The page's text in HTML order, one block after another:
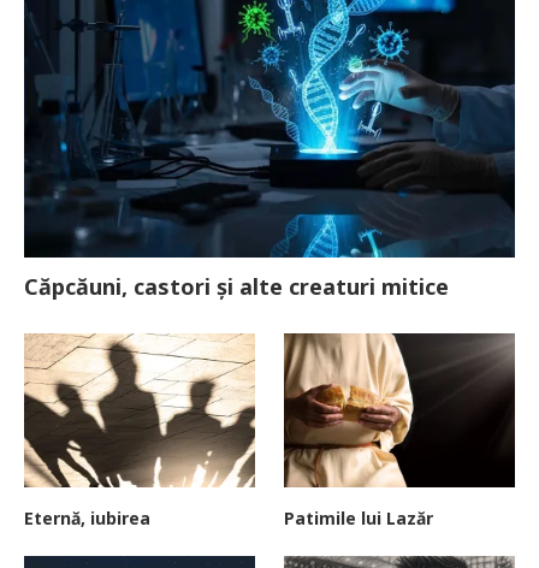
Căpcăuni, castori și alte creaturi mitice
Eternă, iubirea Patimile lui Lazăr